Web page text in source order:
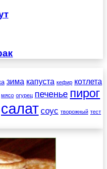
зима капуста кефир котлета
мясо огурец печенье пирог
салат соус творожный тест